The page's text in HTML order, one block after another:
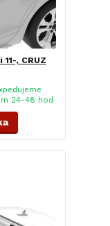
, CRUZ
24-48 hod